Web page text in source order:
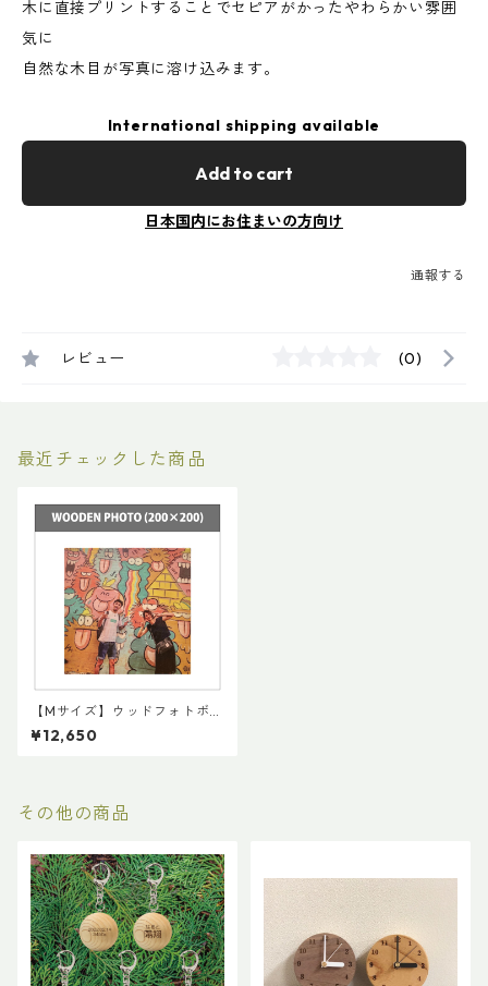
木に直接プリントすることでセピアがかったやわらかい雰囲
気に
自然な木目が写真に溶け込みます。
International shipping available
Add to cart
日本国内にお住まいの方向け
通報する
レビュー (0)
最近チェックした商品
【Mサイズ】ウッドフォトボー
ト / Wooden Photo
¥12,650
その他の商品